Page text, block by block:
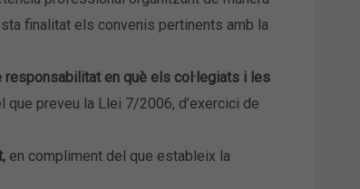
finalitat els convenis pertinents amb la
en què els col·legiats i les
que preveu la Llei 7/2006, d’exercici de
en compliment del que estableix la